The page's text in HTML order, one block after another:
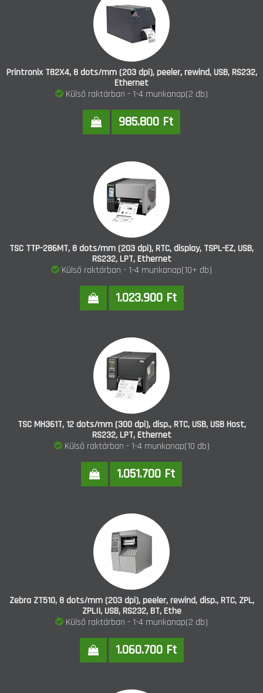
Printronix T82X4, 8 dots/mm (203 dpi), peeler, rewind, USB, RS232,
Ethernet
Külső raktárban - 1-4 munkanap(2 db)
985.800 Ft
TSC TTP-286MT, 8 dots/mm (203 dpi), RTC, display, TSPL-EZ, USB,
RS232, LPT, Ethernet
Külső raktárban - 1-4 munkanap(10+ db)
1.023.900 Ft
TSC MH361T, 12 dots/mm (300 dpi), disp., RTC, USB, USB Host,
RS232, LPT, Ethernet
Külső raktárban - 1-4 munkanap(10 db)
1.051.700 Ft
Zebra ZT510, 8 dots/mm (203 dpi), peeler, rewind, disp., RTC, ZPL,
ZPLII, USB, RS232, BT, Ethe
Külső raktárban - 1-4 munkanap(2 db)
1.060.700 Ft